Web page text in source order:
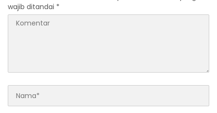
wajib ditandai *